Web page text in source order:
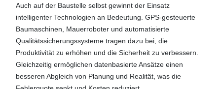
Auch auf der Baustelle selbst gewinnt der Einsatz
intelligenter Technologien an Bedeutung. GPS-gesteuerte
Baumaschinen, Mauerroboter und automatisierte
Qualitätssicherungssysteme tragen dazu bei, die
Produktivität zu erhöhen und die Sicherheit zu verbessern.
Gleichzeitig ermöglichen datenbasierte Ansätze einen
besseren Abgleich von Planung und Realität, was die